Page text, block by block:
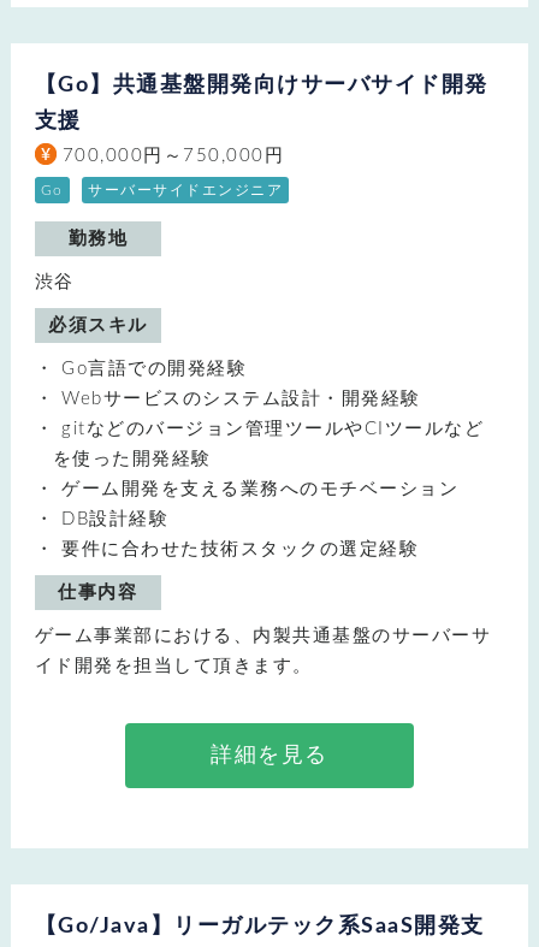
【Go】共通基盤開発向けサーバサイド開発
支援
700,000円～750,000円
Go サーバーサイドエンジニア
勤務地
渋谷
必須スキル
Go言語での開発経験
Webサービスのシステム設計・開発経験
gitなどのバージョン管理ツールやCIツールなど
を使った開発経験
ゲーム開発を支える業務へのモチベーション
DB設計経験
要件に合わせた技術スタックの選定経験
仕事内容
ゲーム事業部における、内製共通基盤のサーバーサ
イド開発を担当して頂きます。
詳細を見る
【Go/Java】リーガルテック系SaaS開発支